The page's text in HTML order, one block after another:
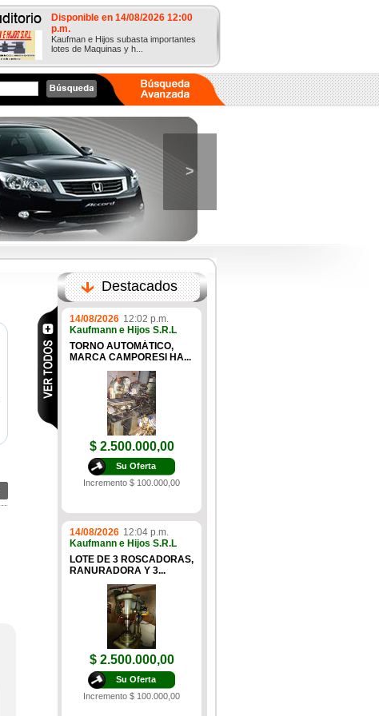
Disponible en 14/08/2026 12:00
p.m.
Kaufman e Hijos subasta importantes
lotes de Maquinas y h...
>
Destacados
14/08/2026 12:02 p.m.
Kaufmann e Hijos S.R.L
TORNO AUTOMÁTICO,
MARCA CAMPORESI HA...
$ 2.500.000,00
Su Oferta
Incremento $ 100.000,00
14/08/2026 12:04 p.m.
Kaufmann e Hijos S.R.L
LOTE DE 3 ROSCADORAS,
RANURADORA Y 3...
$ 2.500.000,00
Su Oferta
Incremento $ 100.000,00